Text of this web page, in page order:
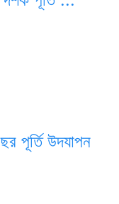
পূর্তি উদযাপন